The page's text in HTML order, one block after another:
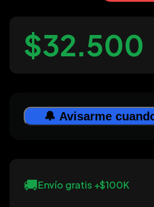
$32.500
🔔 Avisarme
🚚Envío gratis +$100K